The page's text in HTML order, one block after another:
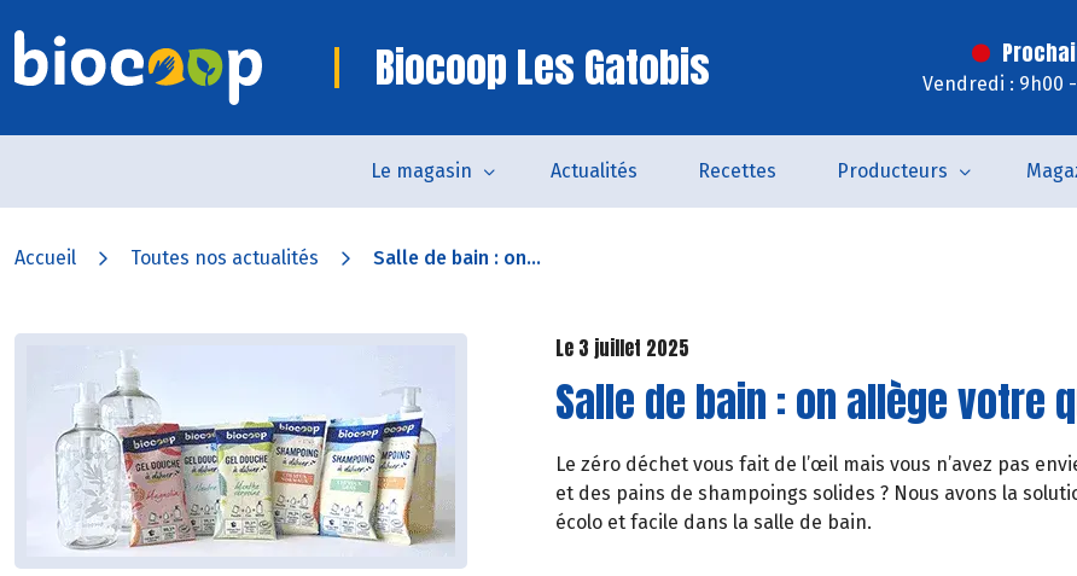
Biocoop Les Gatobis Vendredi : 9h00
Le magasin Actualités Recettes Producteurs
Accueil Toutes nos actualités Salle de bain : on...
Le 3 juillet 2025
Salle de bain : on allège votre
Le zéro déchet vous fait de l’œil mais vous n’avez pas
et des pains de shampoings solides ? Nous avons la
écolo et facile dans la salle de bain.